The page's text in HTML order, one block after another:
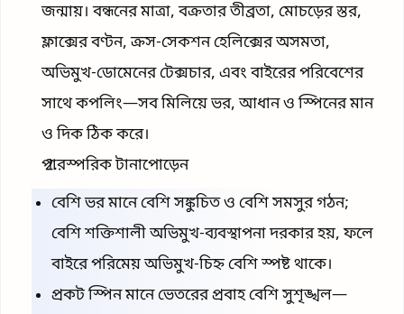
জন্মায়। বন্ধনের মাত্রা, বক্রতার তীব্রতা, মোচড়ের স্তর,
ফ্লাক্সের বণ্টন, ক্রস-সেকশন হেলিক্সের অসমতা,
অভিমুখ-ডোমেনের টেক্সচার, এবং বাইরের পরিবেশের
সাথে কপলিং—সব মিলিয়ে ভর, আধান ও স্পিনের মান
ও দিক ঠিক করে।
পারস্পরিক টানাপোড়েন
বেশি ভর মানে বেশি সঙ্কুচিত ও বেশি সমসুর গঠন;
বেশি শক্তিশালী অভিমুখ-ব্যবস্থাপনা দরকার হয়, ফলে
বাইরে পরিমেয় অভিমুখ-চিহ্ন বেশি স্পষ্ট থাকে।
প্রকট স্পিন মানে ভেতরের প্রবাহ বেশি সুশৃঙ্খল—